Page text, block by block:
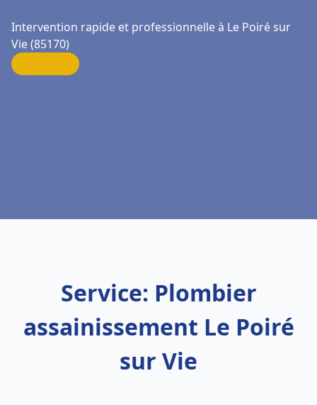
Intervention rapide et professionnelle à Le Poiré sur
Vie (85170)
Service: Plombier
assainissement Le Poiré
sur Vie